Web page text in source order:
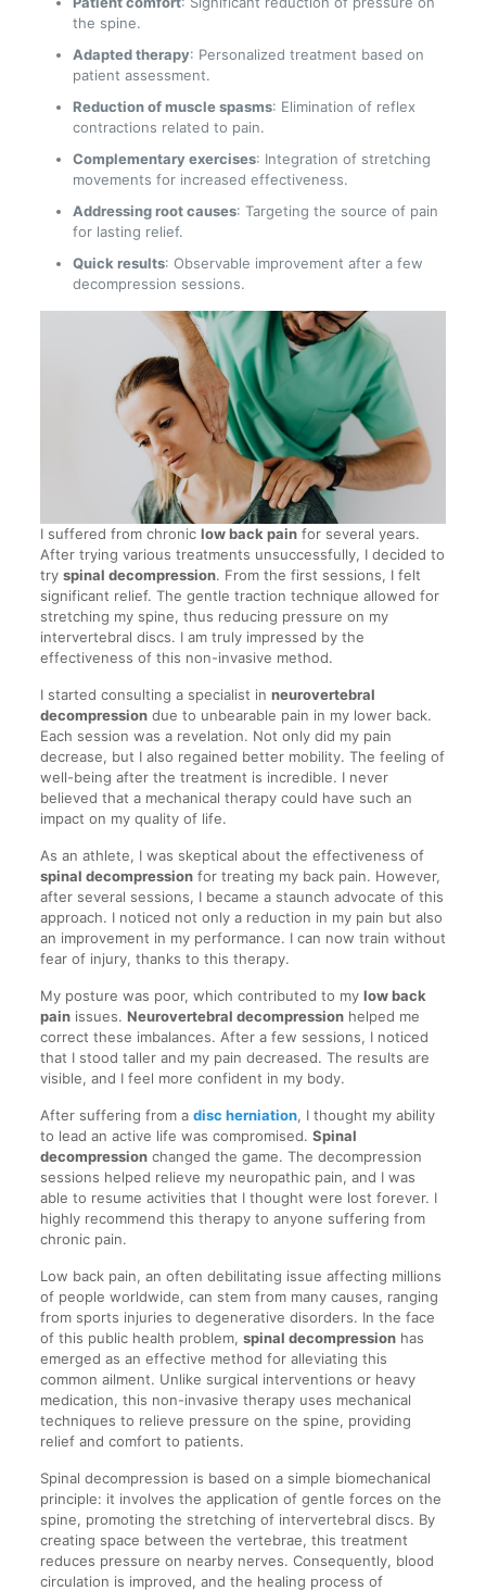
the spine.
Adapted therapy: Personalized treatment based on
patient assessment.
Reduction of muscle spasms: Elimination of reflex
contractions related to pain.
Complementary exercises: Integration of stretching
movements for increased effectiveness.
Addressing root causes: Targeting the source of pain
for lasting relief.
Quick results: Observable improvement after a few
decompression sessions.
I suffered from chronic low back painfor several years.
After trying various treatments unsuccessfully, I decided to
try spinal decompression. From the first sessions, I felt
significant relief. The gentle traction technique allowed for
stretching my spine, thus reducing pressure on my
intervertebral discs. I am truly impressed by the
effectiveness of this non-invasive method.
I started consulting a specialist in neurovertebral
decompressiondue to unbearable pain in my lower back.
Each session was a revelation. Not only did my pain
decrease, but I also regained better mobility. The feeling of
well-being after the treatment is incredible. I never
believed that a mechanical therapy could have such an
impact on my quality of life.
As an athlete, I was skeptical about the effectiveness of
spinal decompressionfor treating my back pain. However,
after several sessions, I became a staunch advocate of this
approach. I noticed not only a reduction in my pain but also
an improvement in my performance. I can now train without
fear of injury, thanks to this therapy.
My posture was poor, which contributed to my low back
painissues. Neurovertebral decompressionhelped me
correct these imbalances. After a few sessions, I noticed
that I stood taller and my pain decreased. The results are
visible, and I feel more confident in my body.
After suffering from a disc herniation, I thought my ability
to lead an active life was compromised. Spinal
decompressionchanged the game. The decompression
sessions helped relieve my neuropathic pain, and I was
able to resume activities that I thought were lost forever. I
highly recommend this therapy to anyone suffering from
chronic pain.
Low back pain, an often debilitating issue affecting millions
of people worldwide, can stem from many causes, ranging
from sports injuries to degenerative disorders. In the face
of this public health problem, spinal decompressionhas
emerged as an effective method for alleviating this
common ailment. Unlike surgical interventions or heavy
medication, this non-invasive therapy uses mechanical
techniques to relieve pressure on the spine, providing
relief and comfort to patients.
Spinal decompression is based on a simple biomechanical
principle: it involves the application of gentle forces on the
spine, promoting the stretching of intervertebral discs. By
creating space between the vertebrae, this treatment
reduces pressure on nearby nerves. Consequently, blood
circulation is improved, and the healing process of